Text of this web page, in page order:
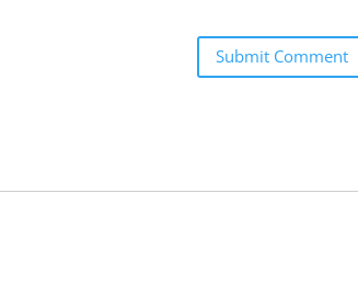
Submit Comment